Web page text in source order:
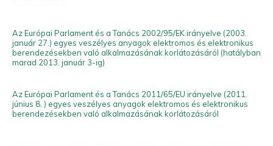
Az Európai Parlament és a Tanács 2002/95/EK irányelve (2003.
január 27.) egyes veszélyes anyagok elektromos és elektronikus
berendezésekben való alkalmazásának korlátozásáról (hatályban
marad 2013. január 3-ig)
Az Európai Parlament és a Tanács 2011/65/EU irányelve (2011.
június 8. ) egyes veszélyes anyagok elektromos és elektronikus
berendezésekben való alkalmazásának korlátozásáról